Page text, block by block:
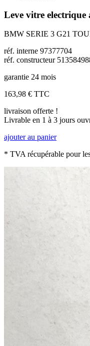
Leve vitre
BMW SERIE 3 G21
réf. interne 97377704
réf. constructeur
garantie 24 mois
163,98 € TTC
livraison offerte !
Livrable en 1 à 3 jours
ajouter au panier
* TVA récupérable pour